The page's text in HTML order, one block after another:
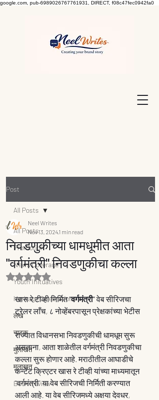
google.com, pub-6989026767761931, DIRECT, f08c47fec0942fa0
Post
All Posts
Promotion
News Coverage
Youth Inituatives
Heritage Celebrations
लेख
नाटक
मुलाखत
मुलाखत
Book Review
All Posts
निवडणुकीच्या धामधूमीत आता
"वर्गमंत्री" निवडणुकीचा कल्ला
Neel Writes
Nov 13, 20241 min read
Rated NaN out of 5 stars.
खास रे टीव्ही निर्मित "वर्गमंत्री" वेब सीरिजचा
ट्रेलर लाँच, ८ नोव्हेंबरपासून प्रेक्षकांच्या भेटीस
राज्यात विधानसभा निवडणुकीची धामधूम सुरू
असताना, आता शाळेतील वर्गमंत्री निवडणुकीचा
कल्ला सुरू होणार आहे. मराठीतील आघाडीचे
कन्टेट क्रिएटर खास रे टीव्ही यांच्या माध्यमातून
"वर्गमंत्री" या वेब सीरिजची निर्मिती करण्यात
आली आहे. या वेब सीरिजमध्ये अक्षया देवधर,